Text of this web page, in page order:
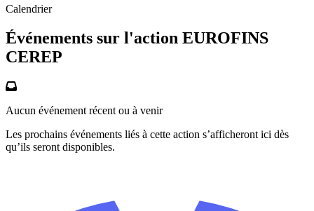
Calendrier
Événements sur l'action EUROFINS
CEREP
Aucun événement récent ou à venir
Les prochains événements liés à cette action s’afficheront ici dès
qu’ils seront disponibles.